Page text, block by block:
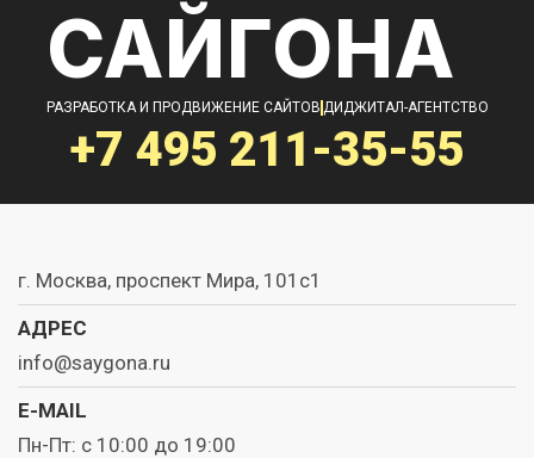
САЙГОНА
РАЗРАБОТКА И ПРОДВИЖЕНИЕ САЙТОВ ДИДЖИТАЛ-АГЕНТСТВО
+7 495 211-35-55
г. Москва, проспект Мира, 101с1
АДРЕС
info@saygona.ru
E-MAIL
Пн-Пт: с 10:00 до 19:00